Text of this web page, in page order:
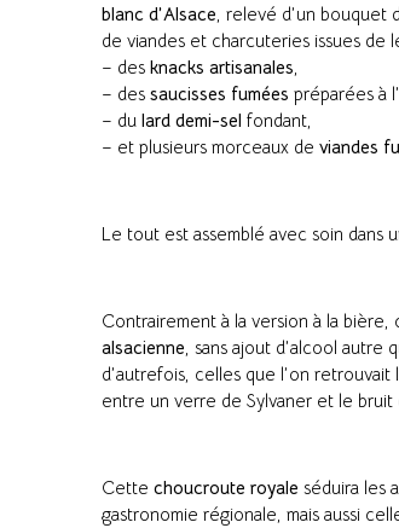
blanc d’Alsace, relevé d’un bouquet
de viandes et charcuteries issues de
– des knacks artisanales,
– des saucisses fumées préparées à
– du lard demi-sel fondant,
– et plusieurs morceaux de viandes
Le tout est assemblé avec soin dans
Contrairement à la version à la
alsacienne, sans ajout d’alcool autre
d’autrefois, celles que l’on retrouvait
entre un verre de Sylvaner et le bruit
Cette choucroute royale séduira les
gastronomie régionale, mais aussi